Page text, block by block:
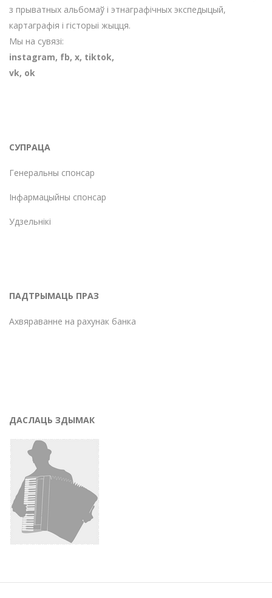
з прыватных альбомаў і этнаграфічных экспедыцый,
картаграфія і гісторыі жыцця.
Мы на сувязі:
instagram, fb, х, tiktok,
vk, ok
СУПРАЦА
Генеральны спонсар
Інфармацыйны спонсар
Удзельнікі
ПАДТРЫМАЦЬ ПРАЗ
Ахвяраванне на рахунак банка
ДАСЛАЦЬ ЗДЫМАК